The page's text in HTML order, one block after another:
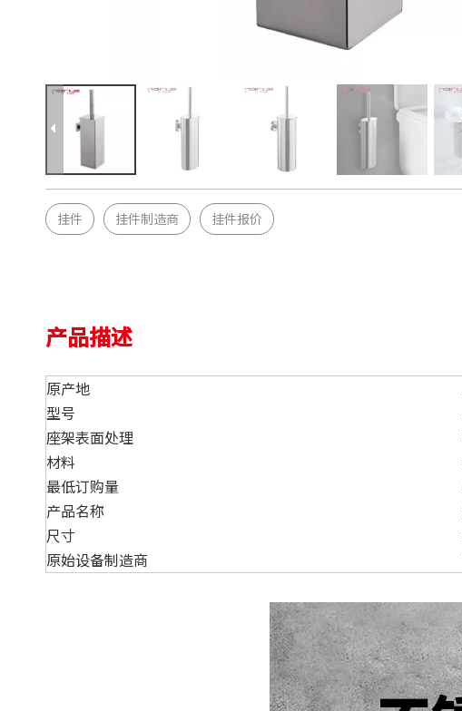
挂件 挂件制造商 挂件报价
产品描述
原产地
型号
座架表面处理
材料
最低订购量
产品名称
尺寸
原始设备制造商